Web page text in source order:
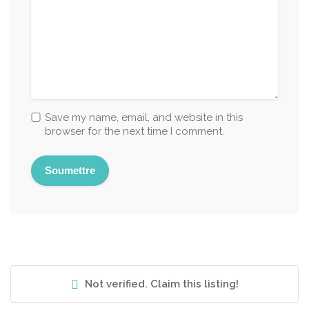
Save my name, email, and website in this
browser for the next time I comment.
Not verified. Claim this listing!